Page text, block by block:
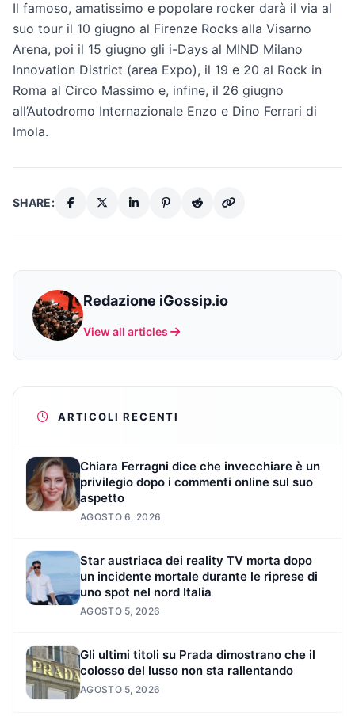
Il famoso, amatissimo e popolare rocker darà il via al
suo tour il 10 giugno al Firenze Rocks alla Visarno
Arena, poi il 15 giugno gli i-Days al MIND Milano
Innovation District (area Expo), il 19 e 20 al Rock in
Roma al Circo Massimo e, infine, il 26 giugno
all’Autodromo Internazionale Enzo e Dino Ferrari di
Imola.
SHARE:
Redazione iGossip.io
View all articles
ARTICOLI RECENTI
Chiara Ferragni dice che invecchiare è un
privilegio dopo i commenti online sul suo
aspetto
AGOSTO 6, 2026
Star austriaca dei reality TV morta dopo
un incidente mortale durante le riprese di
uno spot nel nord Italia
AGOSTO 5, 2026
Gli ultimi titoli su Prada dimostrano che il
colosso del lusso non sta rallentando
AGOSTO 5, 2026